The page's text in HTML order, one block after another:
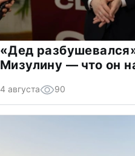
«Дед
Мизулину — что он
4 августа 90